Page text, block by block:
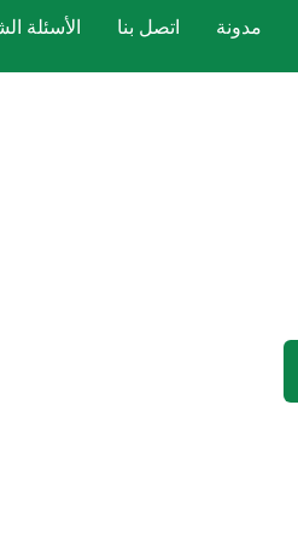
مدونة اتصل بنا الأسئلة